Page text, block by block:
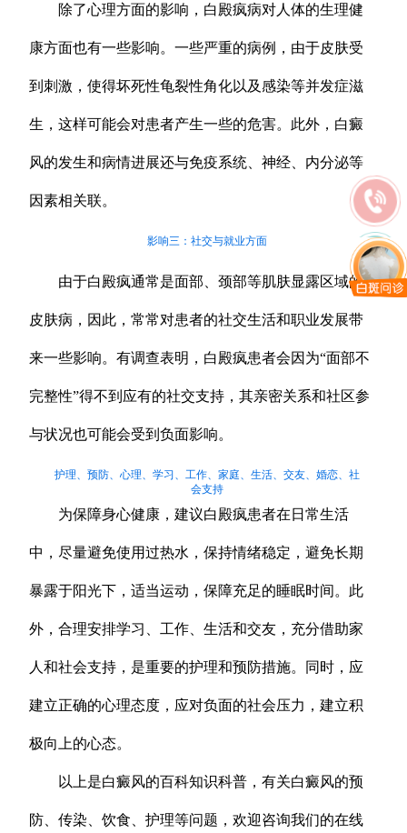
除了心理方面的影响，白殿疯病对人体的生理健
康方面也有一些影响。一些严重的病例，由于皮肤受
到刺激，使得坏死性龟裂性角化以及感染等并发症滋
生，这样可能会对患者产生一些的危害。此外，白癜
风的发生和病情进展还与免疫系统、神经、内分泌等
因素相关联。
影响三：社交与就业方面
由于白殿疯通常是面部、颈部等肌肤显露区域的
皮肤病，因此，常常对患者的社交生活和职业发展带
来一些影响。有调查表明，白殿疯患者会因为“面部不
完整性”得不到应有的社交支持，其亲密关系和社区参
与状况也可能会受到负面影响。
护理、预防、心理、学习、工作、家庭、生活、交友、婚恋、社
会支持
为保障身心健康，建议白殿疯患者在日常生活
中，尽量避免使用过热水，保持情绪稳定，避免长期
暴露于阳光下，适当运动，保障充足的睡眠时间。此
外，合理安排学习、工作、生活和交友，充分借助家
人和社会支持，是重要的护理和预防措施。同时，应
建立正确的心理态度，应对负面的社会压力，建立积
极向上的心态。
以上是白癜风的百科知识科普，有关白癜风的预
防、传染、饮食、护理等问题，欢迎咨询我们的在线